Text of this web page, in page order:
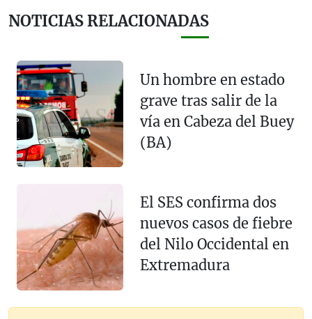
NOTICIAS RELACIONADAS
Un hombre en estado
grave tras salir de la
vía en Cabeza del Buey
(BA)
El SES confirma dos
nuevos casos de fiebre
del Nilo Occidental en
Extremadura